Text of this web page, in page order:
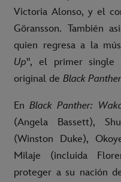
Victoria Alonso, y el
Göransson. También
quien regresa a la
Up", el primer single
original de Black
En Black Panther:
(Angela Bassett),
(Winston Duke),
Milaje (incluida
proteger a su nación